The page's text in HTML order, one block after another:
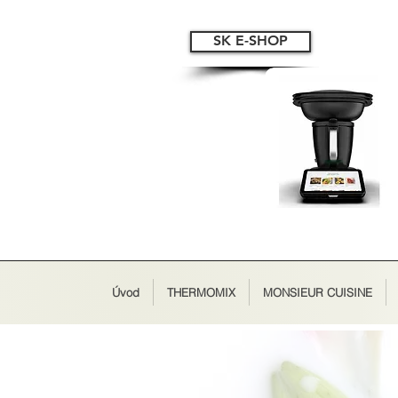
SK E-SHOP
Úvod THERMOMIX MONSIEUR CUISINE